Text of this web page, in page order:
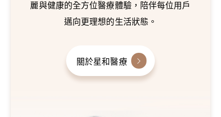
麗與健康的全方位醫療體驗，陪伴每位用戶
邁向更理想的生活狀態。
關於星和醫療